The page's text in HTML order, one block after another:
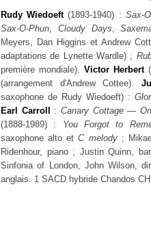
Rudy Wiedoeft(1893-1940) : Sax-
Sax-O-Phun, Cloudy Days,
Meyers, Dan Higgins et Andrew
adaptations de Lynette Wardle) ;
première mondiale). Victor Herbert
(arrangement d'Andrew Cottee).
saxophone de Rudy Wiedoeft) :
Earl Carroll
:Canary Cottage —
(1888-1989) : You Forgot to
saxophone alto etC melody;
Ridenhour, piano ; Justin Quinn,
Sinfonia of London, John Wilson,
anglais. 1 SACD hybride Chandos